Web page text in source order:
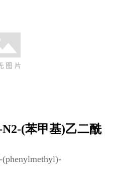
(苯甲基)乙二酰